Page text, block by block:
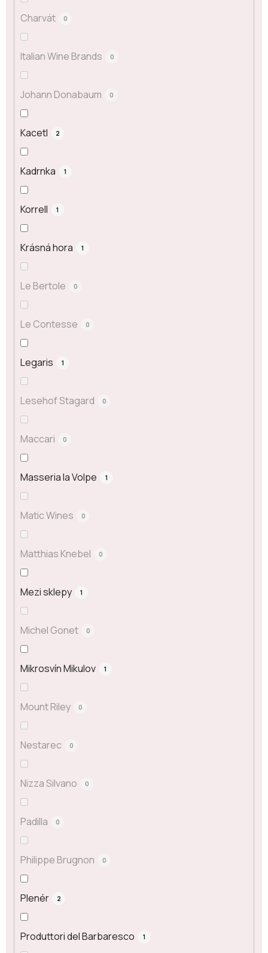
Charvát 0
Italian Wine Brands 0
Johann Donabaum 0
Kacetl 2
Kadrnka 1
Korrell 1
Krásná hora 1
Le Bertole 0
Le Contesse 0
Legaris 1
Lesehof Stagard 0
Maccari 0
Masseria la Volpe 1
Matic Wines 0
Matthias Knebel 0
Mezi sklepy 1
Michel Gonet 0
Mikrosvín Mikulov 1
Mount Riley 0
Nestarec 0
Nizza Silvano 0
Padilla 0
Philippe Brugnon 0
Plenér 2
Produttori del Barbaresco 1